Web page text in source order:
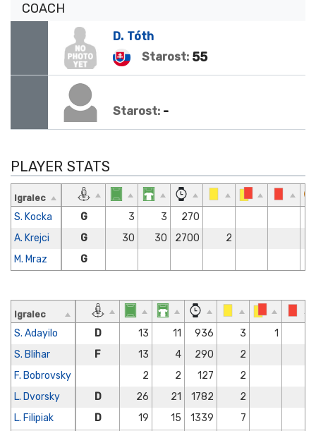
COACH
D. Tóth
Starost: 55
Starost: -
PLAYER STATS
Igralec
S. Kocka G 3 3
270
A. Krejci
G 30 30 2700
2
M. Mraz
G
Igralec
S. Adayilo D 13 11 936 3
1
S. Blihar
F 13 4 290
2
F. Bobrovsky
2 2 127
2
L. Dvorsky
D 26 21 1782 2
L. Filipiak
D 19 15 1339
7